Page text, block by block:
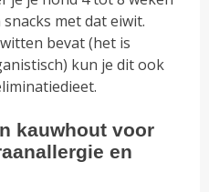
met dat eiwit.
bevat (het is
kun je dit ook
kauwhout voor
en